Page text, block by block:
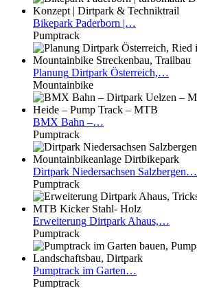
Bikepark Paderborn |…
Pumptrack
Planung Dirtpark Österreich,…
Mountainbike
BMX Bahn –…
Pumptrack
Dirtpark Niedersachsen Salzbergen…
Pumptrack
Erweiterung Dirtpark Ahaus,…
Pumptrack
Pumptrack im Garten…
Pumptrack